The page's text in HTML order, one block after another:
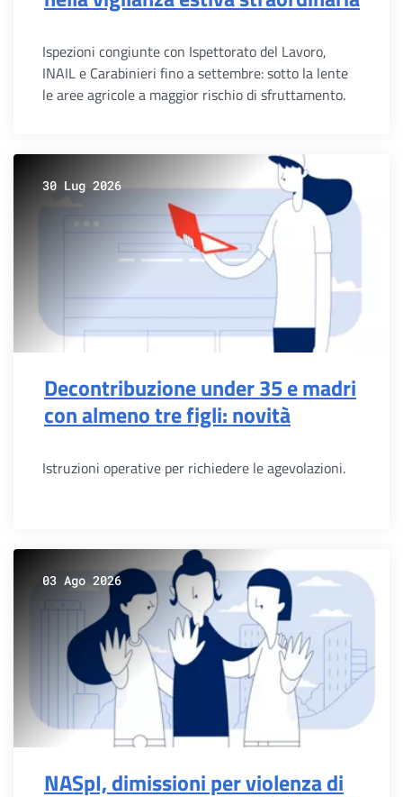
Ispezioni congiunte con Ispettorato del Lavoro,
INAIL e Carabinieri fino a settembre: sotto la lente
le aree agricole a maggior rischio di sfruttamento.
30 Lug 2026
Decontribuzione under 35 e madri
con almeno tre figli: novità
Istruzioni operative per richiedere le agevolazioni.
03 Ago 2026
NASpI, dimissioni per violenza di